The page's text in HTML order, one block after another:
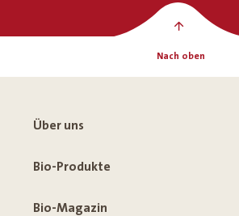
Nach oben
Über uns
Bio-Produkte
Bio-Magazin